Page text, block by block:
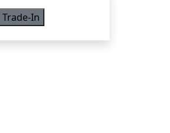
Trade-In